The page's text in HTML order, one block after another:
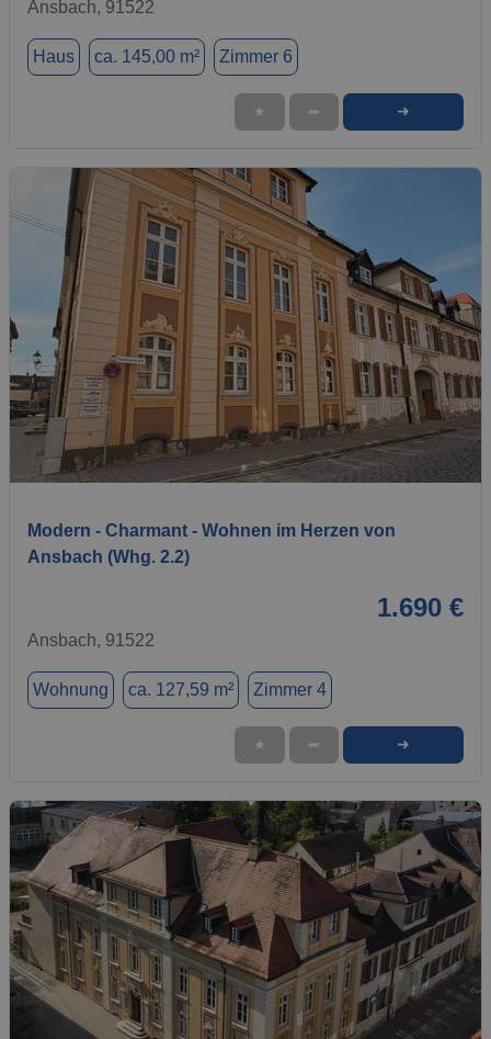
Ansbach, 91522
Haus ca. 145,00 m² Zimmer 6
★ ➦ ➜
1 / 16
Modern - Charmant - Wohnen im Herzen von
Ansbach (Whg. 2.2)
1.690 €
Ansbach, 91522
Wohnung ca. 127,59 m² Zimmer 4
★ ➦ ➜